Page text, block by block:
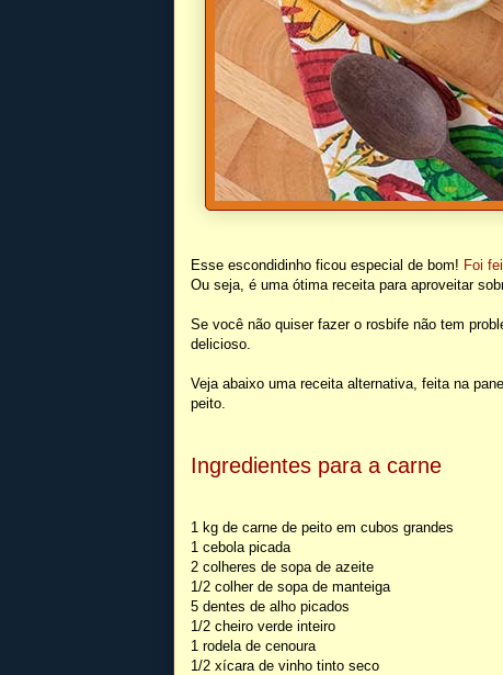
Esse escondidinho ficou especial de bom! Foi
Ou seja, é uma ótima receita para aproveitar
Se você não quiser fazer o rosbife não tem
delicioso.
Veja abaixo uma receita alternativa, feita na
peito.
Ingredientes para a carne
1 kg de carne de peito em cubos grandes
1 cebola picada
2 colheres de sopa de azeite
1/2 colher de sopa de manteiga
5 dentes de alho picados
1/2 cheiro verde inteiro
1 rodela de cenoura
1/2 xícara de vinho tinto seco